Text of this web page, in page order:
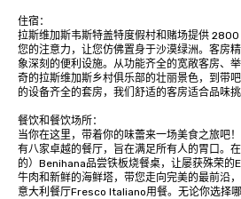
住宿：
拉斯维加斯韦斯特盖特度假村和赌场提供 2800
您的注意力，让您仿佛置身于沙漠绿洲。客房
象深刻的便利设施。从功能齐全的宽敞客房、
奇的拉斯维加斯乡村俱乐部的壮丽景色，到带
的设备齐全的套房，我们舒适的客房适合品味
餐饮和餐饮场所：
当你在这里，带着你的味蕾来一场美食之旅吧
有八家卓越的餐厅，旨在满足所有人的胃口。
的）Benihana品尝铁板烧餐桌，让屡获殊荣的
牛肉和新鲜的海鲜塔，带您走向完美的最前沿
意大利餐厅Fresco Italiano用餐。无论你选择